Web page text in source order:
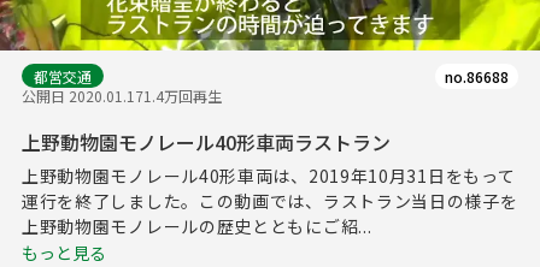
都営交通
公開日 2020.01.171.4万回再生
no.86688
上野動物園モノレール40形車両ラストラン
上野動物園モノレール40形車両は、2019年10月31日をもって
運行を終了しました。この動画では、ラストラン当日の様子を
上野動物園モノレールの歴史とともにご紹...
もっと見る